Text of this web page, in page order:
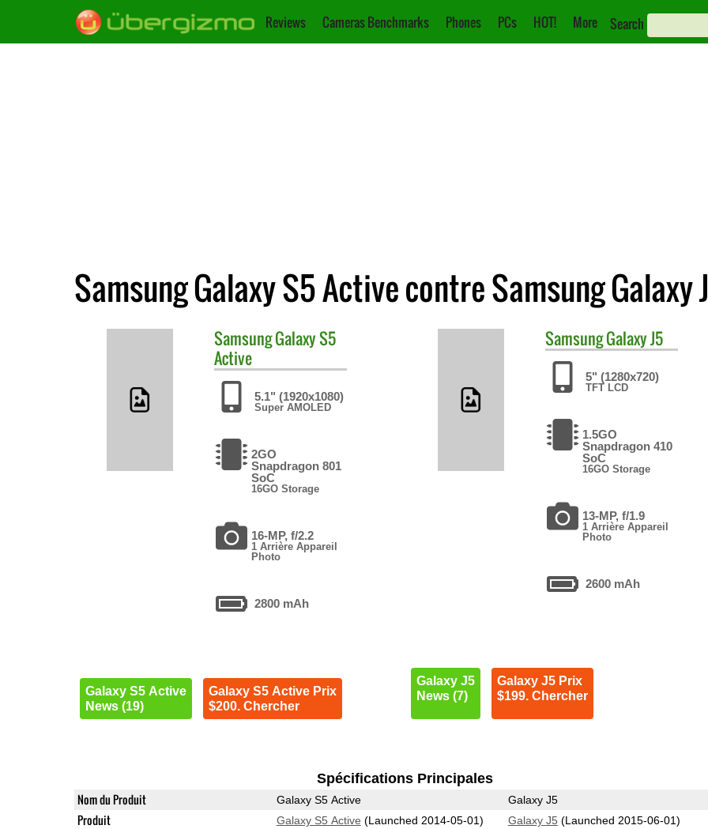
Reviews Cameras Benchmarks Phones PCs HOT! More Search
Samsung Galaxy S5 Active contre Samsung Galaxy
SamsungGalaxy S5
Active
5.1" (1920x1080)
Super AMOLED
2GO
Snapdragon 801
SoC
16GO Storage
16-MP, f/2.2
1 Arrière Appareil
Photo
2800 mAh
Galaxy S5 Active
News (19)
Galaxy S5 Active Prix
$200. Chercher
SamsungGalaxy J5
5" (1280x720)
TFT LCD
1.5GO
Snapdragon 410
SoC
16GO Storage
13-MP, f/1.9
1 Arrière Appareil
Photo
2600 mAh
Galaxy J5
News (7)
Galaxy J5 Prix
$199. Chercher
Spécifications Principales
Nom du Produit Galaxy S5 Active Galaxy J5
Produit Galaxy S5 Active (Launched 2014-05-01) Galaxy J5 (Launched 2015-06-01)